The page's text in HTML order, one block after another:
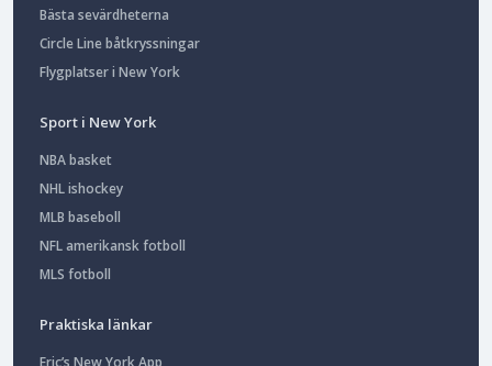
Bästa sevärdheterna
Circle Line båtkryssningar
Flygplatser i New York
Sport i New York
NBA basket
NHL ishockey
MLB baseboll
NFL amerikansk fotboll
MLS fotboll
Praktiska länkar